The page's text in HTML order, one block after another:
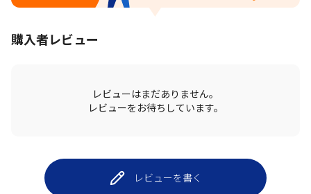
購入者レビュー
レビューはまだありません。
レビューをお待ちしています。
レビューを書く